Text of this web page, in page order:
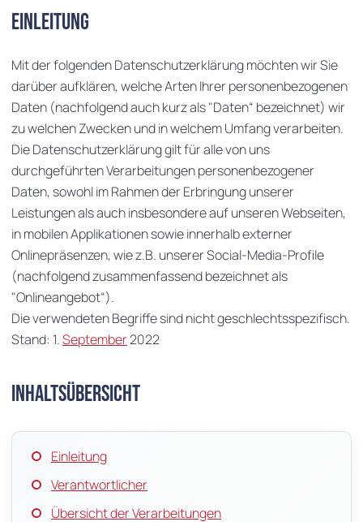
Einleitung
Mit der folgenden Datenschutzerklärung möchten wir Sie
darüber aufklären, welche Arten Ihrer personenbezogenen
Daten (nachfolgend auch kurz als "Daten“ bezeichnet) wir
zu welchen Zwecken und in welchem Umfang verarbeiten.
Die Datenschutzerklärung gilt für alle von uns
durchgeführten Verarbeitungen personenbezogener
Daten, sowohl im Rahmen der Erbringung unserer
Leistungen als auch insbesondere auf unseren Webseiten,
in mobilen Applikationen sowie innerhalb externer
Onlinepräsenzen, wie z.B. unserer Social-Media-Profile
(nachfolgend zusammenfassend bezeichnet als
"Onlineangebot“).
Die verwendeten Begriffe sind nicht geschlechtsspezifisch.
Stand: 1.September2022
Inhaltsübersicht
Einleitung
Verantwortlicher
Übersicht der Verarbeitungen